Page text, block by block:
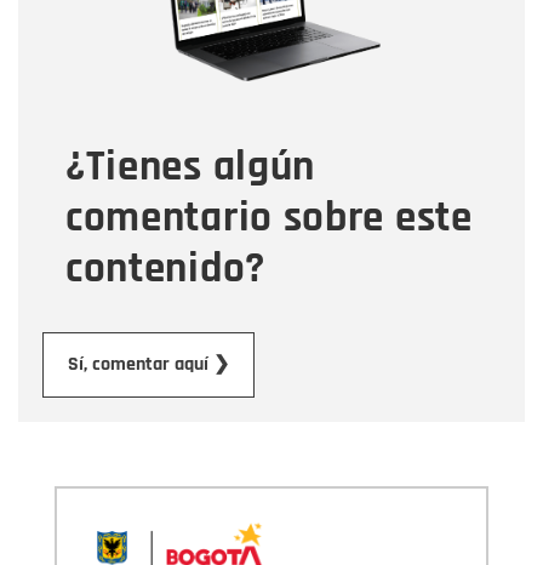
¿Tienes algún
comentario sobre este
contenido?
Sí, comentar aquí ❯
Tipo de comentario
Mensaje